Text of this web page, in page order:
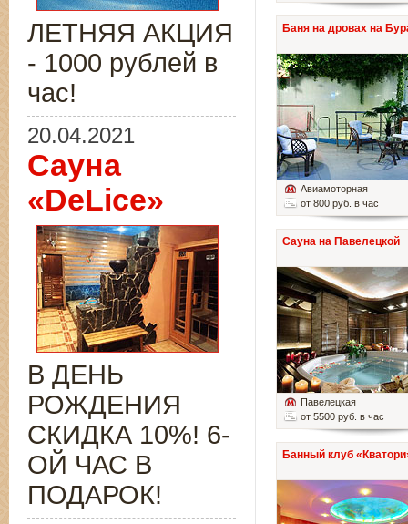
Баня на дровах на
Авиамоторная
от 800 руб. в час
Сауна на Павелецкой
Павелецкая
от 5500 руб. в час
Банный клуб
ЛЕТНЯЯ АКЦИЯ
- 1000 рублей в
час!
20.04.2021
Сауна
«DeLice»
В ДЕНЬ
РОЖДЕНИЯ
СКИДКА 10%! 6-
ОЙ ЧАС В
ПОДАРОК!